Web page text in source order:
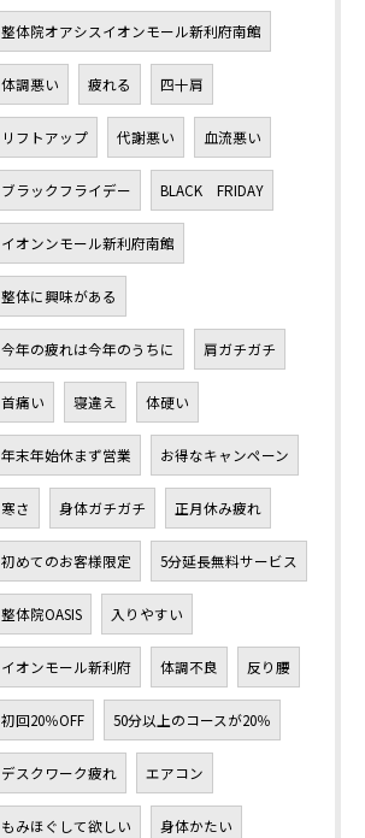
整体院オアシスイオンモール新利府南館
体調悪い 疲れる 四十肩
リフトアップ 代謝悪い 血流悪い
ブラックフライデー BLACK FRIDAY
イオンンモール新利府南館
整体に興味がある
今年の疲れは今年のうちに 肩ガチガチ
首痛い 寝違え 体硬い
年末年始休まず営業 お得なキャンペーン
寒さ 身体ガチガチ 正月休み疲れ
初めてのお客様限定 5分延長無料サービス
整体院OASIS 入りやすい
イオンモール新利府 体調不良 反り腰
初回20％OFF 50分以上のコースが20％
デスクワーク疲れ エアコン
もみほぐして欲しい 身体かたい